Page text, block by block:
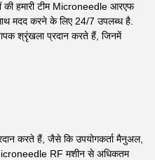
की हमारी टीम Microneedle आरएफ
मदद करने के लिए 24/7 उपलब्ध है.
श्रृंखला प्रदान करते हैं, जिनमें
करते हैं, जैसे कि उपयोगकर्ता मैनुअल,
RF मशीन से अधिकतम